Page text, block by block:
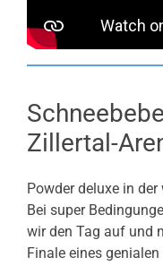
Zillertal-
Powder deluxe in
Bei super
wir den Tag auf und
Finale eines